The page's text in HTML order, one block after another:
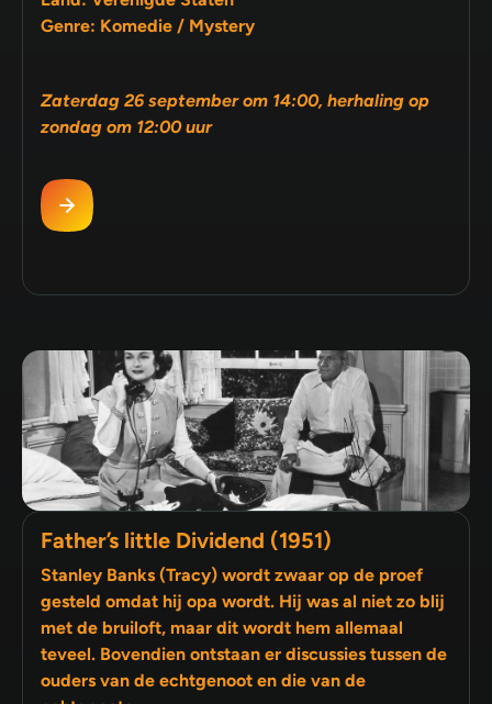
Genre: Komedie / Mystery
Zaterdag 26 september om 14:00, herhaling op
zondag om 12:00 uur
Father’s little Dividend (1951)
Stanley Banks (Tracy) wordt zwaar op de proef
gesteld omdat hij opa wordt. Hij was al niet zo blij
met de bruiloft, maar dit wordt hem allemaal
teveel. Bovendien ontstaan er discussies tussen de
ouders van de echtgenoot en die van de